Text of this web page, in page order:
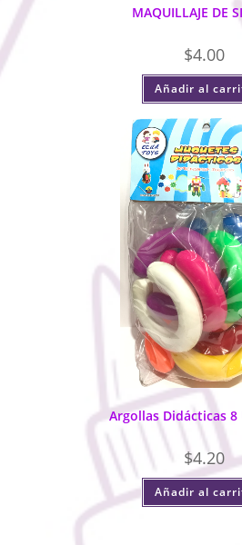
MAQUILLAJE DE
$4.00
Añadir al
Argollas Didácticas 8
$4.20
Añadir al